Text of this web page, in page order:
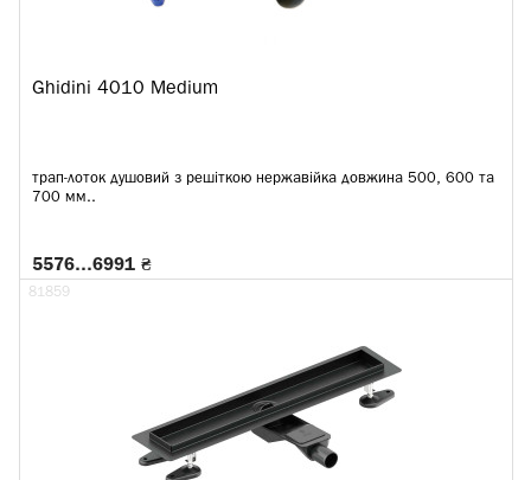
Ghidini 4010 Medium
трап-лоток душовий з решіткою нержавійка довжина 500, 600 та
700 мм..
5576…6991 ₴
81859